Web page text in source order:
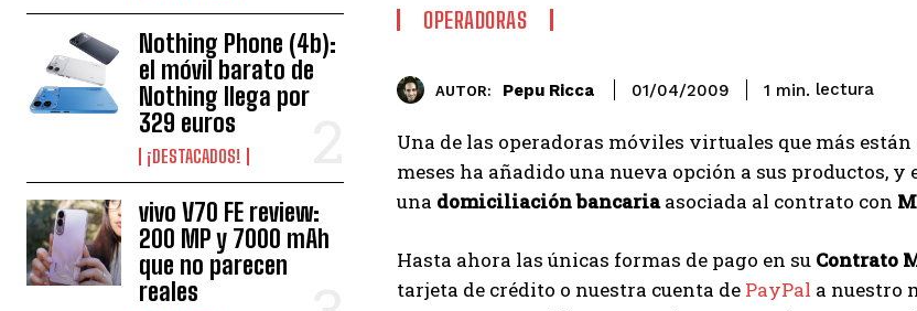
Nothing Phone (4b):
el móvil barato de
Nothing llega por
329 euros
¡DESTACADOS!
vivo V70 FE review:
200 MP y 7000 mAh
que no parecen
reales
OPERADORAS
AUTOR: Pepu Ricca 01/04/2009 1 min. lectura
Una de las operadoras móviles virtuales que más
meses ha añadido una nueva opción a sus productos, y
una domiciliación bancariaasociada al contrato con
Hasta ahora las únicas formas de pago en su Contrato
tarjeta de crédito o nuestra cuenta de PayPal a nuestro